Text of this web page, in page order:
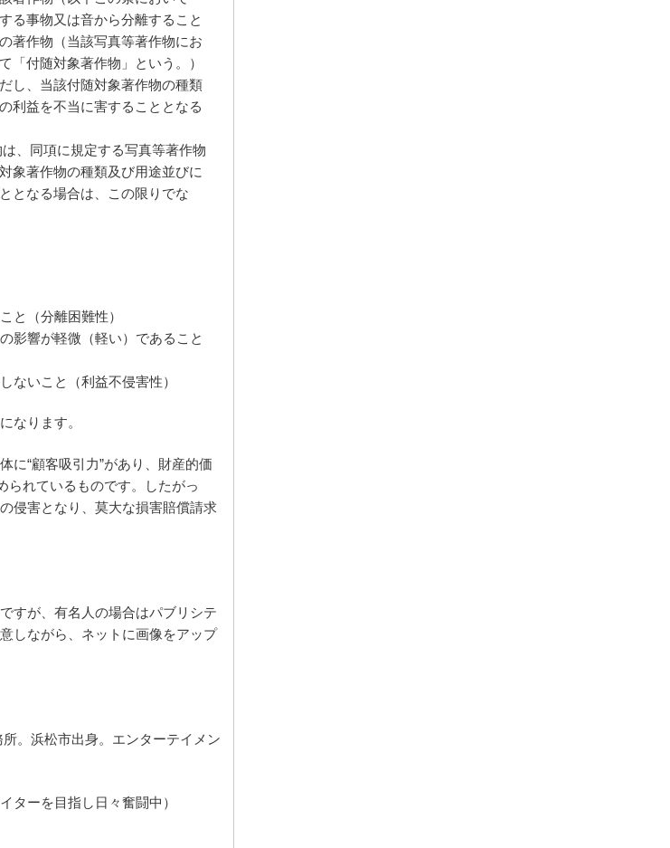
る事物又は音から分離すること
著作物（当該写真等著作物にお
「付随対象著作物」という。）
し、当該付随対象著作物の種類
利益を不当に害することとなる
、同項に規定する写真等著作物
象著作物の種類及び用途並びに
となる場合は、この限りでな
（分離困難性）
響が軽微（軽い）であること
いこと（利益不侵害性）
なります。
に“顧客吸引力”があり、財産的価
られているものです。したがっ
侵害となり、莫大な損害賠償請求
すが、有名人の場合はパブリシテ
しながら、ネットに画像をアップ
所。浜松市出身。エンターテイメン
ターを目指し日々奮闘中）